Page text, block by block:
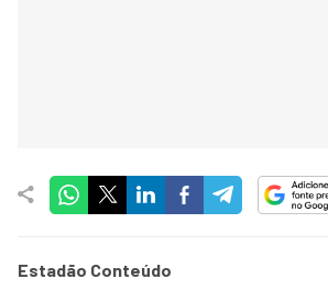
Estadão Conteúdo